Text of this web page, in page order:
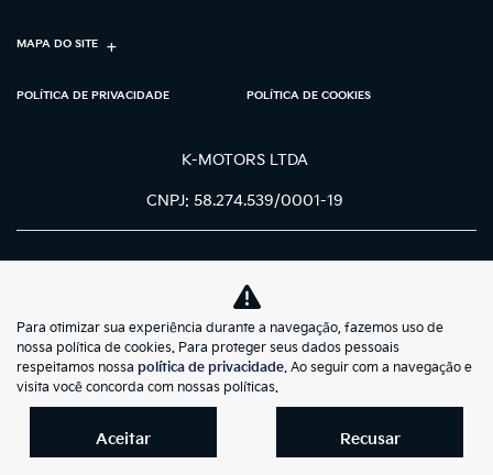
MAPA DO SITE
POLÍTICA DE PRIVACIDADE POLÍTICA DE COOKIES
K-MOTORS LTDA
CNPJ: 58.274.539/0001-19
No trânsito, enxergar o outro salva
vidas.
Desenvolvido pela DEALERSPACE ® Direitos Reservados.
Para otimizar sua experiência durante a navegação, fazemos uso de
nossa política de cookies. Para proteger seus dados pessoais
respeitamos nossa política de privacidade. Ao seguir com a navegação e
visita você concorda com nossas políticas.
Aceitar Recusar